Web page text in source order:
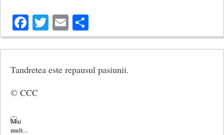
Facebook
Twitter
Email
Tandretea este repausul pasiunii.
© CCC